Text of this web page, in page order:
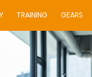
TRAINING GEARS